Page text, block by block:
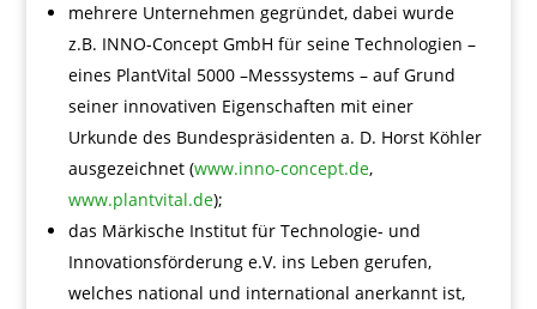
mehrere Unternehmen gegründet, dabei wurde
z.B. INNO-Concept GmbH für seine Technologien –
eines PlantVital 5000 –Messsystems – auf Grund
seiner innovativen Eigenschaften mit einer
Urkunde des Bundespräsidenten a. D. Horst Köhler
ausgezeichnet (www.inno-concept.de,
www.plantvital.de);
das Märkische Institut für Technologie- und
Innovationsförderung e.V. ins Leben gerufen,
welches national und international anerkannt ist,